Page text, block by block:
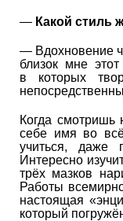
— Какой стиль
— Вдохновение
близок мне
в которых
Когда смотришь
себе имя во
учиться, даже
Интересно
трёх мазков
Работы
настоящая
который